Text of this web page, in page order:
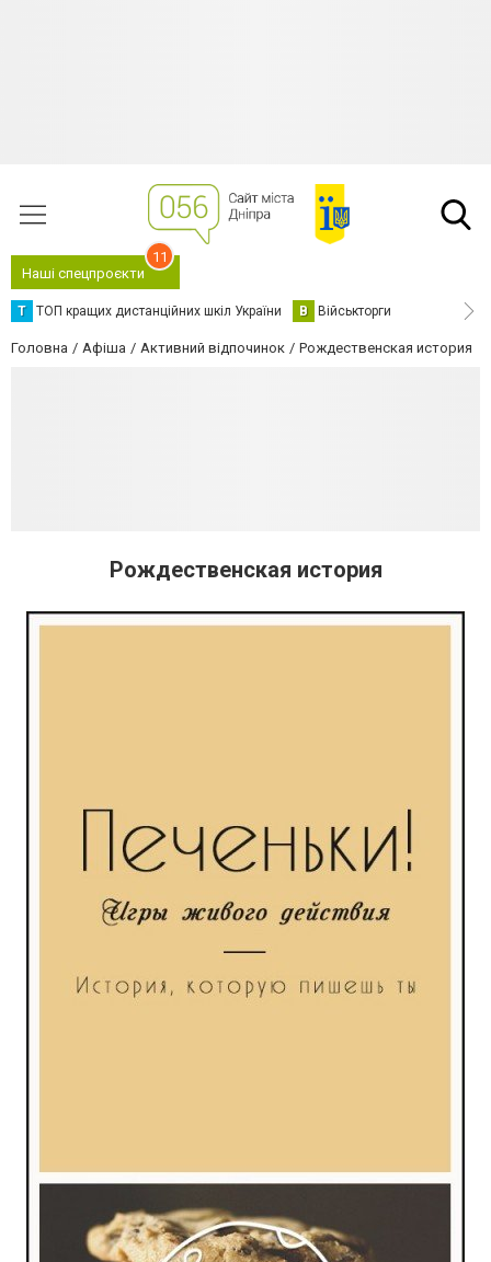
Наші спецпроєкти
11
Т ТОП кращих дистанційних шкіл України В Військторги
Головна Афіша Активний відпочинок Рождественская история
Рождественская история